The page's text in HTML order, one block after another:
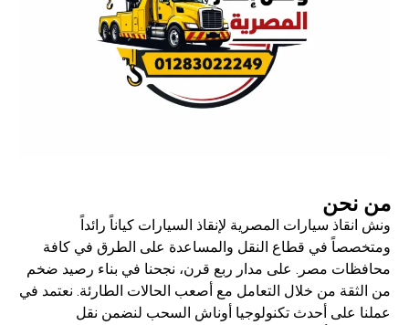
من نحن
ونش انقاذ سيارات المصرية لإنقاذ السيارات كياناً رائداً
ومتخصصاً في قطاع النقل والمساعدة على الطرق في كافة
محافظات مصر. على مدار ربع قرن، نجحنا في بناء رصيد ضخم
من الثقة من خلال التعامل مع أصعب الحالات الطارئة. نعتمد في
عملنا على أحدث تكنولوجيا أوناش السحب لنضمن نقل